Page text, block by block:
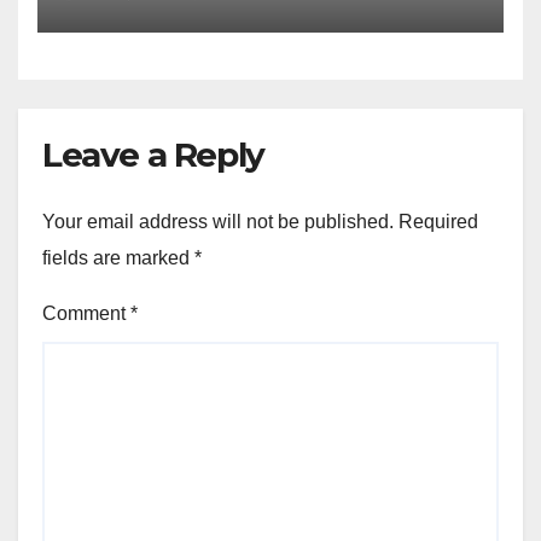
Leave a Reply
Your email address will not be published. Required
fields are marked *
Comment*